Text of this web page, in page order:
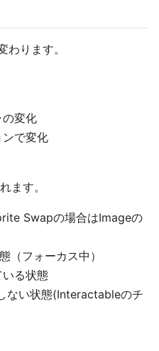
ります。
変化
で変化
ます。
Swapの場合はImageの
フォーカス中）
る状態
い状態(Interactableのチ